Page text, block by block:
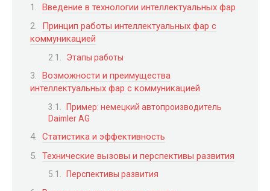
Введение в технологии интеллектуальных фар
Принцип работы интеллектуальных фар с
коммуникацией
Этапы работы
Возможности и преимущества
интеллектуальных фар с коммуникацией
Пример: немецкий автопроизводитель
Daimler AG
Статистика и эффективность
Технические вызовы и перспективы развития
Перспективы развития